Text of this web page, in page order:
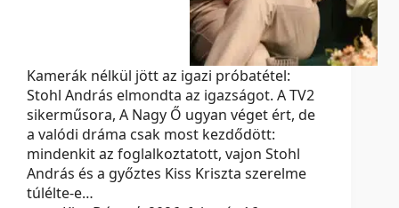
Kamerák nélkül jött az igazi próbatétel:
Stohl András elmondta az igazságot. A TV2
sikerműsora, A Nagy Ő ugyan véget ért, de
a valódi dráma csak most kezdődött:
mindenkit az foglalkoztatott, vajon Stohl
András és a győztes Kiss Kriszta szerelme
túlélte-e…